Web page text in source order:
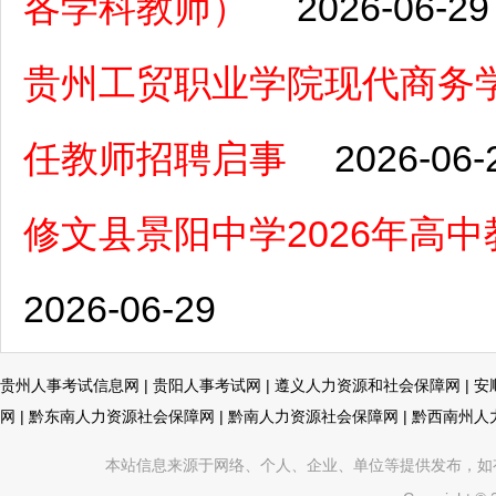
贵州工贸职业学院现代商务
任教师招聘启事
2026-06-
修文县景阳中学2026年高
2026-06-29
贵州人事考试信息网 | 贵阳人事考试网 | 遵义人力资源和社会保障网 | 安
网 | 黔东南人力资源社会保障网 | 黔南人力资源社会保障网 | 黔西南州人
本站信息来源于网络、个人、企业、单位等提供发布，